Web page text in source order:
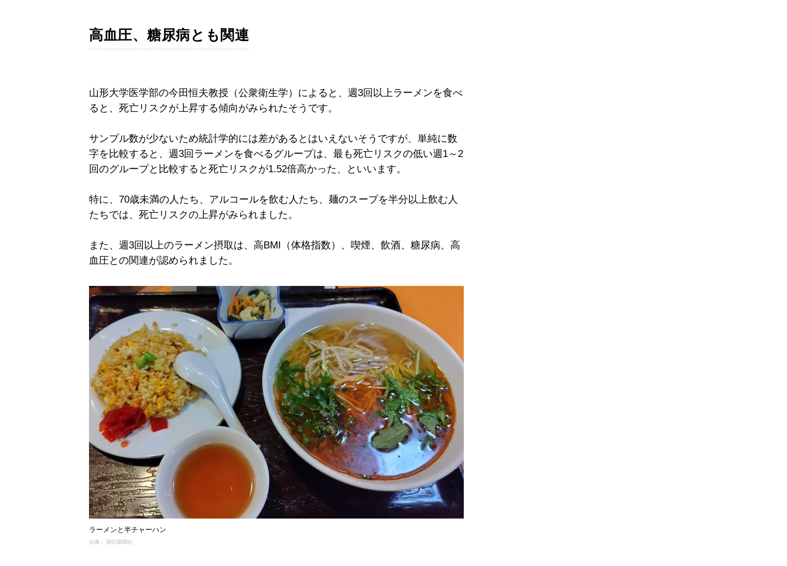
高血圧、糖尿病とも関連
山形大学医学部の今田恒夫教授（公衆衛生学）によると、週3回以上ラーメンを食べ
ると、死亡リスクが上昇する傾向がみられたそうです。
サンプル数が少ないため統計学的には差があるとはいえないそうですが、単純に数
字を比較すると、週3回ラーメンを食べるグループは、最も死亡リスクの低い週1～2
回のグループと比較すると死亡リスクが1.52倍高かった、といいます。
特に、70歳未満の人たち、アルコールを飲む人たち、麺のスープを半分以上飲む人
たちでは、死亡リスクの上昇がみられました。
また、週3回以上のラーメン摂取は、高BMI（体格指数）、喫煙、飲酒、糖尿病、高
血圧との関連が認められました。
ラーメンと半チャーハン
出典： 朝日新聞社